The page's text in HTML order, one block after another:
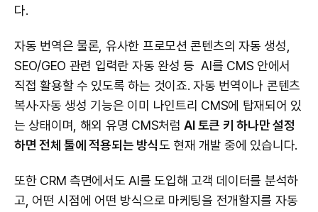
다.
자동 번역은 물론, 유사한 프로모션 콘텐츠의 자동 생성,
SEO/GEO 관련 입력란 자동 완성 등 AI를 CMS 안에서
직접 활용할 수 있도록 하는 것이죠. 자동 번역이나 콘텐츠
복사·자동 생성 기능은 이미 나인트리 CMS에 탑재되어 있
는 상태이며, 해외 유명 CMS처럼AI 토큰 키 하나만 설정
하면 전체 툴에 적용되는 방식도 현재 개발 중에 있습니다.
또한 CRM 측면에서도 AI를 도입해 고객 데이터를 분석하
고, 어떤 시점에 어떤 방식으로 마케팅을 전개할지를 자동